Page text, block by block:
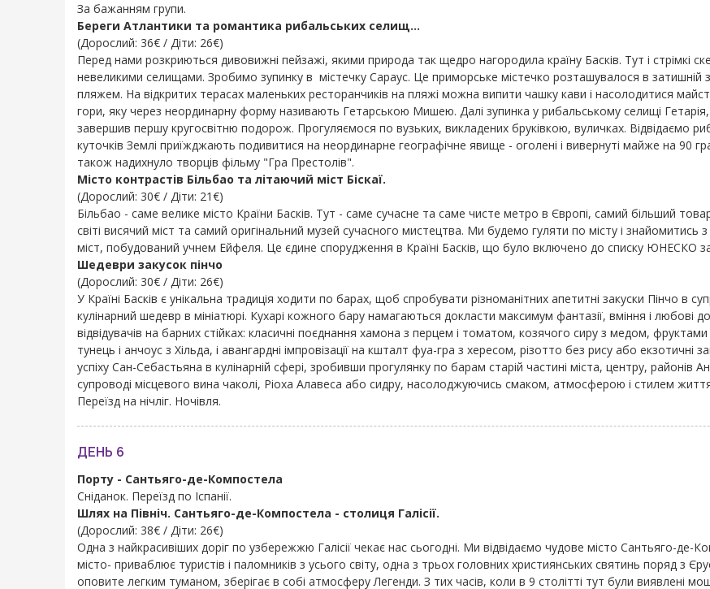
За бажанням групи.
Береги Атлантики та романтика рибальських селищ...
(Дорослий: 36€ / Діти: 26€)
Перед нами розкриються дивовижні пейзажі, якими природа так щедро нагородила країну Басків. Тут і стрімкі
невеликими селищами. Зробимо зупинку в містечку Сараус. Це приморське містечко розташувалося в затишній
пляжем. На відкритих терасах маленьких ресторанчиків на пляжі можна випити чашку кави і насолодитися
гори, яку через неординарну форму називають Гетарською Мишею. Далі зупинка у рибальському селищі
завершив першу кругосвітню подорож. Прогуляємося по вузьких, викладених бруківкою, вуличках. Відвідаємо
куточків Землі приїжджають подивитися на неординарне географічне явище - оголені і вивернуті майже на 90
також надихнуло творців фільму "Гра Престолів".
Місто контрастів Більбао та літаючий міст Біскаї.
(Дорослий: 30€ / Діти: 21€)
Більбао - саме велике місто Країни Басків. Тут - саме сучасне та саме чисте метро в Європі, самий більший
світі висячий міст та самий оригінальний музей сучасного мистецтва. Ми будемо гуляти по місту і
міст, побудований учнем Ейфеля. Це єдине спорудження в Країні Басків, що було включено до списку ЮНЕСКО за
Шедеври закусок пінчо
(Дорослий: 30€ / Діти: 26€)
У Країні Басків є унікальна традиція ходити по барах, щоб спробувати різноманітних апетитні закуски Пінчо в
кулінарний шедевр в мініатюрі. Кухарі кожного бару намагаються докласти максимум фантазії, вміння і любові
відвідувачів на барних стійках: класичні поєднання хамона з перцем і томатом, козячого сиру з медом,
тунець і анчоус з Хільда, і авангардні імпровізації на кшталт фуа-гра з хересом, різотто без рису або екзотичні
успіху Сан-Себастьяна в кулінарній сфері, зробивши прогулянку по барам старій частині міста, центру, районів
супроводі місцевого вина чаколі, Ріоха Алавеса або сидру, насолоджуючись смаком, атмосферою і стилем
Переїзд на нічліг. Ночівля.
ДЕНЬ 6
Порту - Сантьяго-де-Компостела
Сніданок. Переїзд по Іспанії.
Шлях на Північ. Сантьяго-де-Компостела - столиця Галісії.
(Дорослий: 38€ / Діти: 26€)
Одна з найкрасивіших доріг по узбережжю Галісії чекає нас сьогодні. Ми відвідаємо чудове місто Сантьяго-
місто- приваблює туристів і паломників з усього світу, одна з трьох головних християнських святинь поряд з
оповите легким туманом, зберігає в собі атмосферу Легенди. З тих часів, коли в 9 столітті тут були виявлені